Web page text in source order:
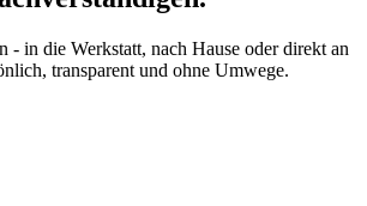
- in die Werkstatt, nach Hause oder direkt an
transparent und ohne Umwege.